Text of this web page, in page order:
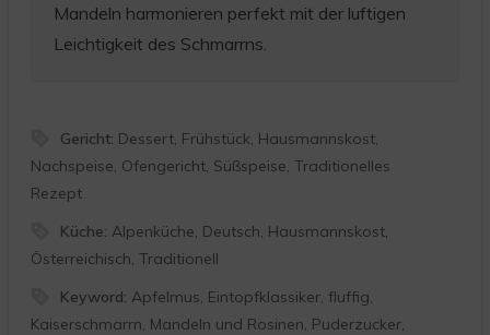
Mandeln harmonieren perfekt mit der luftigen
Leichtigkeit des Schmarrns.
Gericht: Dessert, Frühstück, Hausmannskost,
Nachspeise, Ofengericht, Süßspeise, Traditionelles
Rezept
Küche:Alpenküche, Deutsch, Hausmannskost,
Österreichisch, Traditionell
Keyword:Apfelmus, Eintopfklassiker, fluffig,
Kaiserschmarrn, Mandeln und Rosinen, Puderzucker,